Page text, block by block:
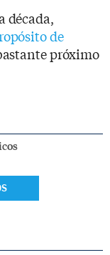
década,
de
próximo